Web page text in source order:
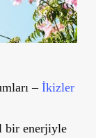
–İkizler
bir enerjiyle